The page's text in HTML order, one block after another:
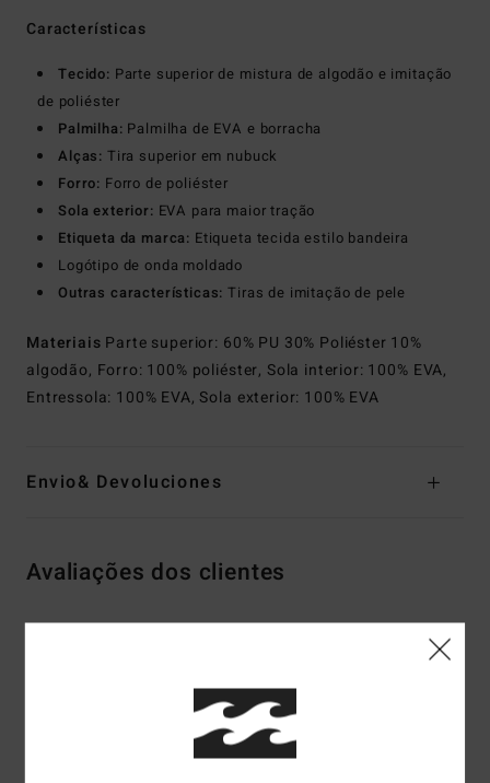
Características
Tecido: Parte superior de mistura de algodão e imitação
de poliéster
Palmilha: Palmilha de EVA e borracha
Alças: Tira superior em nubuck
Forro: Forro de poliéster
Sola exterior: EVA para maior tração
Etiqueta da marca: Etiqueta tecida estilo bandeira
Logótipo de onda moldado
Outras características: Tiras de imitação de pele
Materiais Parte superior: 60% PU 30% Poliéster 10%
algodão, Forro: 100% poliéster, Sola interior: 100% EVA,
Entressola: 100% EVA, Sola exterior: 100% EVA
Envio& Devoluciones
Avaliações dos clientes
4.5/5